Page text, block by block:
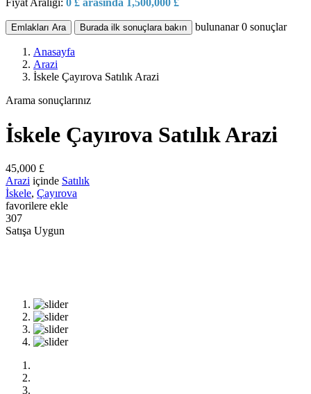
Fiyat Aralığı: 0 £ arasında 1,500,000 £
Emlakları Ara Burada ilk sonuçlara bakın bulunanar0 sonuçlar
Anasayfa
Arazi
İskele Çayırova Satılık Arazi
Arama sonuçlarınız
İskele Çayırova Satılık Arazi
45,000 £
Arazi içinde Satılık
İskele, Çayırova
favorilere ekle
307
Satışa Uygun